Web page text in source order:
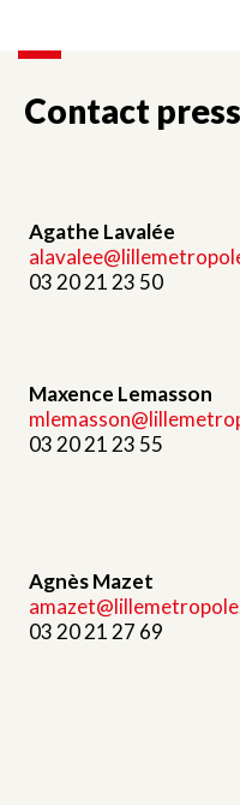
Contact
Agathe Lavalée
03 20 21 23 50
Maxence Lemasson
03 20 21 23 55
Agnès Mazet
03 20 21 27 69